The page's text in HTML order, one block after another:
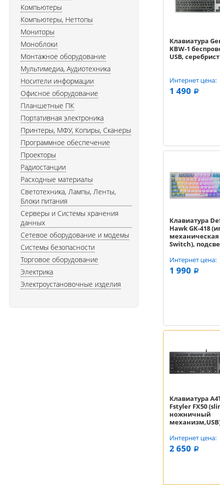
Клавиатура
KBW-1
USB,
Интернет цена:
1 490 a
Клавиатура
Hawk GK-418
механическая
Switch),
Интернет цена:
1 990 a
Клавиатура
Fstyler FX50
ножничный
Интернет цена:
2 650 a
Компьютеры
Компьютеры, Неттопы
Мониторы
Моноблоки
Монтажное оборудование
Мультимедиа, Аудиотехника
Носители информации
Офисное оборудование
Планшетные ПК
Портативная электроника
Принтеры, МФУ, Копиры, Сканеры
Программное обеспечение
Проекторы
Радиостанции
Расходные материалы
Светотехника, Лампы, Ленты,
Блоки питания
Серверы и Системы хранения
данных
Сетевое оборудование и модемы
Системы безопасности
Торговое оборудование
Электрика
Электроустановочные изделия